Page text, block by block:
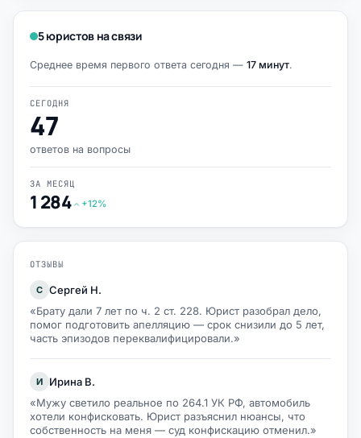
5 юристов на связи
Среднее время первого ответа сегодня — 17 минут.
СЕГОДНЯ
47
ответов на вопросы
ЗА МЕСЯЦ
1 284 +12%
ОТЗЫВЫ
С Сергей Н.
«Брату дали 7 лет по ч. 2 ст. 228. Юрист разобрал дело,
помог подготовить апелляцию — срок снизили до 5 лет,
часть эпизодов переквалифицировали.»
И
Ирина В.
«Мужу светило реальное по 264.1 УК РФ, автомобиль
хотели конфисковать. Юрист разъяснил нюансы, что
собственность на меня — суд конфискацию отменил.»